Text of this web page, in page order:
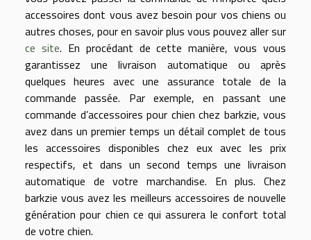
accessoires dont vous avez besoin pour vos chiens ou
autres choses, pour en savoir plus vous pouvez aller sur
ce site. En procédant de cette manière, vous vous
garantissez une livraison automatique ou après
quelques heures avec une assurance totale de la
commande passée. Par exemple, en passant une
commande d’accessoires pour chien chez barkzie, vous
avez dans un premier temps un détail complet de tous
les accessoires disponibles chez eux avec les prix
respectifs, et dans un second temps une livraison
automatique de votre marchandise. En plus. Chez
barkzie vous avez les meilleurs accessoires de nouvelle
génération pour chien ce qui assurera le confort total
de votre chien.